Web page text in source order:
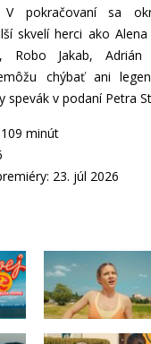
pokračovaní sa
skvelí herci ako
Robo Jakab,
chýbať ani
spevák v podaní Petra
minút
23. júl 2026